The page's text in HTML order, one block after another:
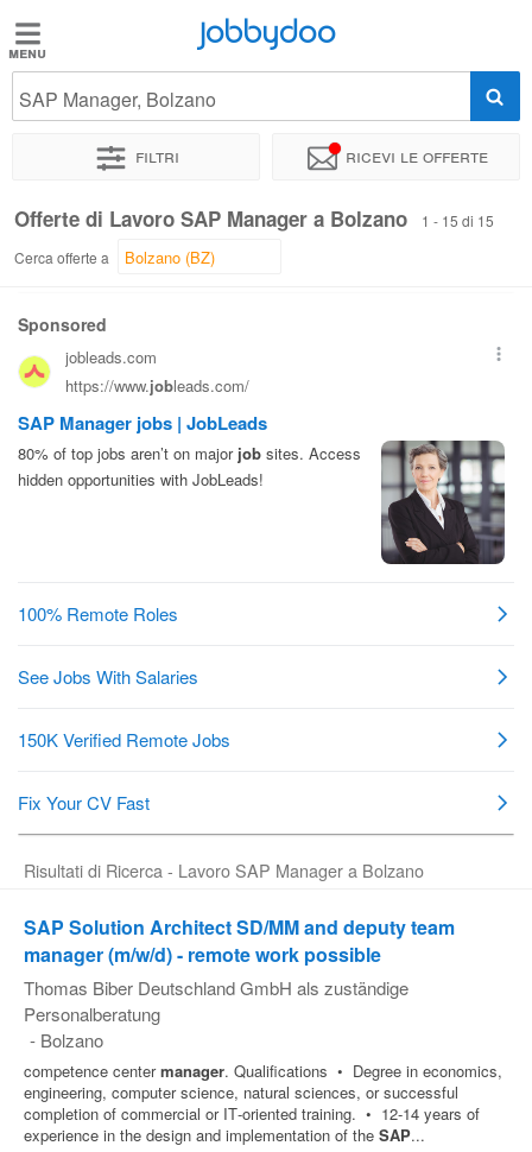
Jobbydoo
Offerte
Stipendi
Elenco
professioni
Blog
Offerte
Area
Jobbydoo
SAP Manager, Bolzano
Filtri Ricevi le offerte
Offerte di Lavoro SAP Manager a Bolzano
1 - 15 di 15
Cerca offerte a
Risultati di Ricerca - Lavoro SAP Manager a Bolzano
SAP Solution Architect SD/MM and deputy team
manager (m/w/d) - remote work possible
Thomas Biber Deutschland GmbH als zuständige
Personalberatung
- Bolzano
competence centermanager. Qualifications • Degree in economics,
engineering, computer science, natural sciences, or successful
completion of commercial or IT‑oriented training. • 12‑14 years of
experience in the design and implementation of the SAP...